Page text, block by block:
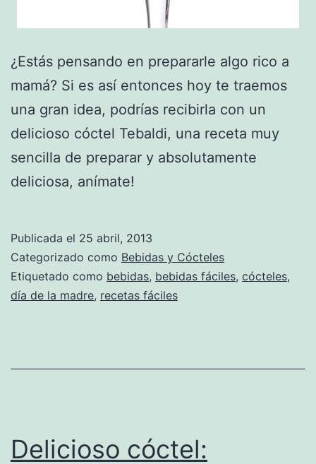
¿Estás pensando en prepararle algo rico a
mamá? Si es así entonces hoy te traemos
una gran idea, podrías recibirla con un
delicioso cóctel Tebaldi, una receta muy
sencilla de preparar y absolutamente
deliciosa, anímate!
Publicada el 25 abril, 2013
Categorizado como Bebidas y Cócteles
Etiquetado como bebidas, bebidas fáciles, cócteles,
día de la madre, recetas fáciles
Delicioso cóctel: